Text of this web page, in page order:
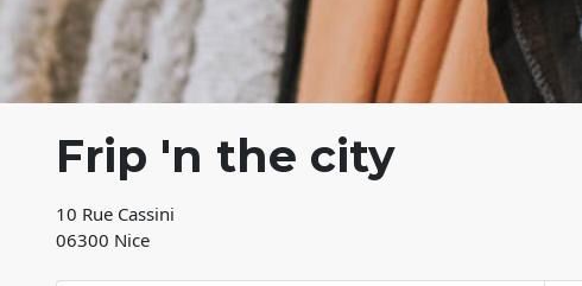
Frip 'n the city
10 Rue Cassini
06300 Nice